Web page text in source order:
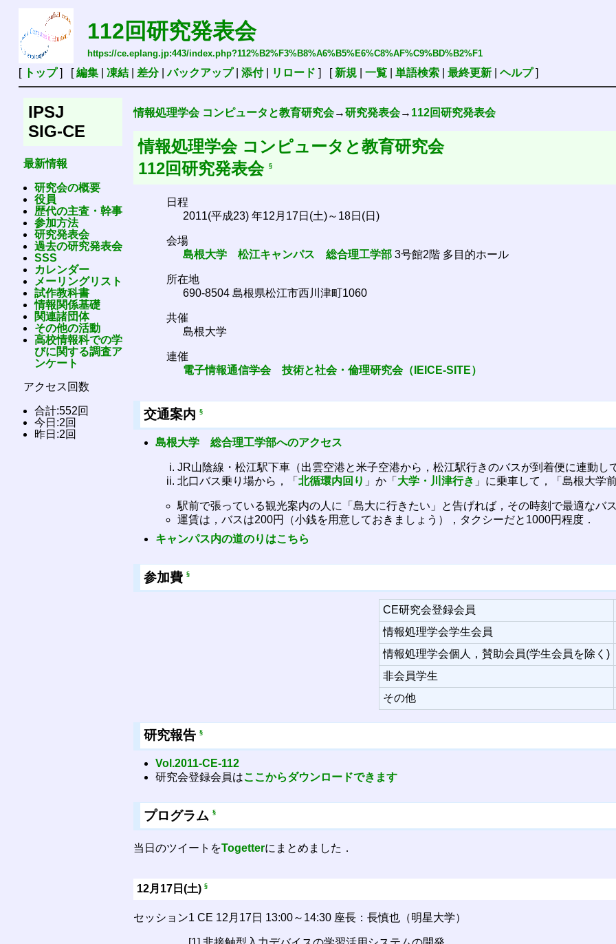
112回研究発表会
https://ce.eplang.jp:443/index.php?112%B2%F3%B8%A6%B5%E6%C8%AF%C9%BD%B2%F1
[ トップ] [編集| 凍結| 差分|バックアップ| 添付| リロード ] [ 新規| 一覧| 単語検索| 最終更新| ヘルプ]
IPSJ
SIG-CE
最新情報
研究会の概要
役員
歴代の主査・幹事
参加方法
研究発表会
過去の研究発表会
SSS
カレンダー
メーリングリスト
試作教科書
情報関係基礎
関連諸団体
その他の活動
高校情報科での学
びに関する調査ア
ンケート
アクセス回数
合計:552回
今日:2回
昨日:2回
情報処理学会 コンピュータと教育研究会→研究発表会→ 112回研究発表会
情報処理学会 コンピュータと教育研究会
112回研究発表会
§
日程
2011(平成23) 年12月17日(土)～18日(日)
会場
島根大学
松江キャンパス 総合理工学部3号館2階 多目的ホール
所在地
690-8504 島根県松江市西川津町1060
共催
島根大学
連催
電子情報通信学会 技術と社会・倫理研究会（IEICE-SITE）
交通案内§
島根大学 総合理工学部へのアクセス
JR山陰線・松江駅下車（出雲空港と米子空港から，松江駅行きのバスが到着便に連動し
北口バス乗り場から，「 北循環内回り 」か「 大学・川津行き 」に乗車して，「島根大学
駅前で張っている観光案内の人に「島大に行きたい」と告げれば，その時刻で最適なバ
運賃は，バスは200円（小銭を用意しておきましょう），タクシーだと1000円程度．
キャンパス内の道のりはこちら
参加費§
CE研究会登録会員
情報処理学会学生会員
情報処理学会個人，賛助会員(学生会員を除く)
非会員学生
その他
研究報告§
Vol.2011-CE-112
研究会登録会員はここからダウンロードできます
プログラム§
当日のツイートをTogetterにまとめました．
12月17日(土) §
セッション1 CE 12月17日 13:00～14:30 座長：長慎也（明星大学）